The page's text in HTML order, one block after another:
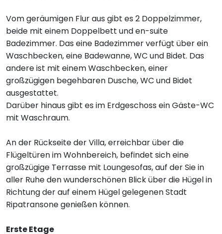
Vom geräumigen Flur aus gibt es 2 Doppelzimmer,
beide mit einem Doppelbett und en-suite
Badezimmer. Das eine Badezimmer verfügt über ein
Waschbecken, eine Badewanne, WC und Bidet. Das
andere ist mit einem Waschbecken, einer
großzügigen begehbaren Dusche, WC und Bidet
ausgestattet.
Darüber hinaus gibt es im Erdgeschoss ein Gäste-WC
mit Waschraum.
An der Rückseite der Villa, erreichbar über die
Flügeltüren im Wohnbereich, befindet sich eine
großzügige Terrasse mit Loungesofas, auf der Sie in
aller Ruhe den wunderschönen Blick über die Hügel in
Richtung der auf einem Hügel gelegenen Stadt
Ripatransone genießen können.
Erste Etage